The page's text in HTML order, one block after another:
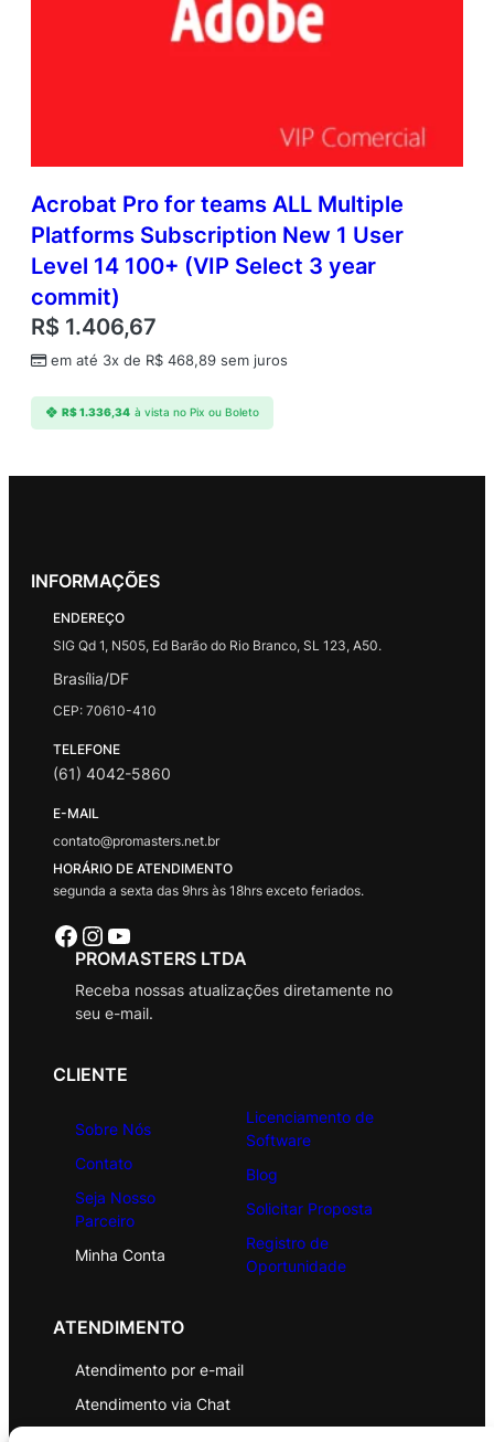
Acrobat Pro for teams ALL Multiple
Platforms Subscription New 1 User
Level 14 100+ (VIP Select 3 year
commit)
R$ 1.406,67
em até 3x de R$ 468,89 sem juros
R$1.336,34 à vista no Pix ou Boleto
INFORMAÇÕES
ENDEREÇO
SIG Qd 1, N505, Ed Barão do Rio Branco, SL 123, A50.
Brasília/DF
CEP: 70610-410
TELEFONE
(61) 4042-5860
E-MAIL
contato@promasters.net.br
HORÁRIO DE ATENDIMENTO
segunda a sexta das 9hrs às 18hrs exceto feriados.
Facebook Instagram Youtube
PROMASTERS LTDA
Receba nossas atualizações diretamente no
seu e-mail.
CLIENTE
Sobre Nós
Contato
Seja Nosso
Parceiro
Minha Conta
Licenciamento de
Software
Blog
Solicitar Proposta
Registro de
Oportunidade
ATENDIMENTO
Atendimento por e-mail
Atendimento via Chat